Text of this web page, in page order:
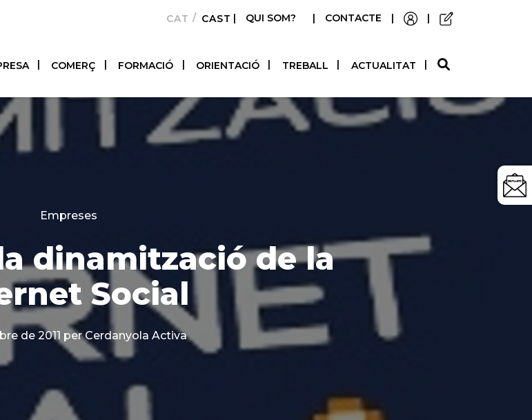
CATALÀCASTELLANO
| QUI SOM? | CONTACTE | |
COMERÇ FORMACIÓ ORIENTACIÓ TREBALL ACTUALITAT
Categories
Empreses
dinamització de la
Social
de 2011 per Cerdanyola Activa